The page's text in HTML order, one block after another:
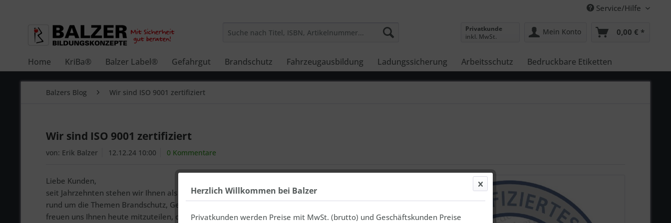
Service/Hilfe
Privatkunde
inkl. MwSt.
Mein Konto 0,00 € *
Home KriBa® Balzer Label® Gefahrgut Brandschutz Fahrzeugausbildung Ladungssicherung Arbeitsschutz Bedruckbare Etiketten
Balzers Blog Wir sind ISO 9001 zertifiziert
Wir sind ISO 9001 zertifiziert
von: Erik Balzer 12.12.24 10:00 0 Kommentare
Liebe Kunden,
seit Jahrzehnten stehen wir Ihnen als verlässlicher Partner in der Betriebssicherheit beiseite
rund um die Themen Brandschutz, Gefahrgut, Ladungssicherung und Arbeitsschutz. Wir
freuen uns Ihnen heute mitzuteilen, dass unser Unternehmen seit dem 07.12.2024ISO 9001
Herzlich Willkommen bei Balzer
Privatkunden werden Preise mit MwSt. (brutto) und Geschäftskunden Preise